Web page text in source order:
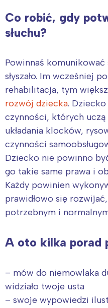
Co robić, gdy
słuchu?
Powinnaś
słyszało. Im wcześniej
rehabilitacja, tym
rozwój dziecka.
czynności, których uczą
układania klocków,
czynności
Dziecko nie powinno
go takie same prawa i
Każdy powinien
prawidłowo się
potrzebnym i
A oto kilka porad
– mów do niemowlaka
widziało twoje usta
– swoje wypowiedzi